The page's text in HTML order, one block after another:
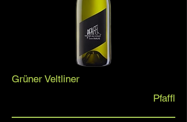
Grüner Veltliner
Pfaffl